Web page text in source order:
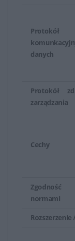
Protokół
danych
Protokół
zarządzania
Cechy
normami
Rozszerzenie